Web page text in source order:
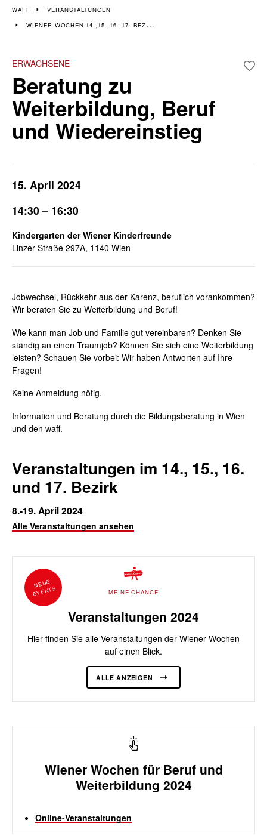
Veranstaltungen im 14.,
Wiener Wochen für Beruf und Weiterbildung I 8. April - 19. April
WAFF
VERANSTALTUNGEN
WIENER WOCHEN 14.,15.,16.,17. BEZIRK
ERWACHSENE
Beratung zu
Weiterbildung, Beruf
und Wiedereinstieg
15. April 2024
14:30 – 16:30
Kindergarten der Wiener Kinderfreunde
Linzer Straße 297A, 1140 Wien
Jobwechsel, Rückkehr aus der Karenz, beruflich vorankommen?
Wir beraten Sie zu Weiterbildung und Beruf!
Wie kann man Job und Familie gut vereinbaren? Denken Sie
ständig an einen Traumjob? Können Sie sich eine Weiterbildung
leisten? Schauen Sie vorbei: Wir haben Antworten auf Ihre
Fragen!
Keine Anmeldung nötig.
Information und Beratung durch die Bildungsberatung in Wien
und den waff.
Veranstaltungen im 14., 15., 16.
und 17. Bezirk
8.-19. April 2024
Alle Veranstaltungen ansehen
MEINE CHANCE
Veranstaltungen 2024
Hier finden Sie alle Veranstaltungen der Wiener Wochen
auf einen Blick.
ALLE ANZEIGEN
NEUE
EVENTS
Wiener Wochen für Beruf und
Weiterbildung 2024
Online-Veranstaltungen